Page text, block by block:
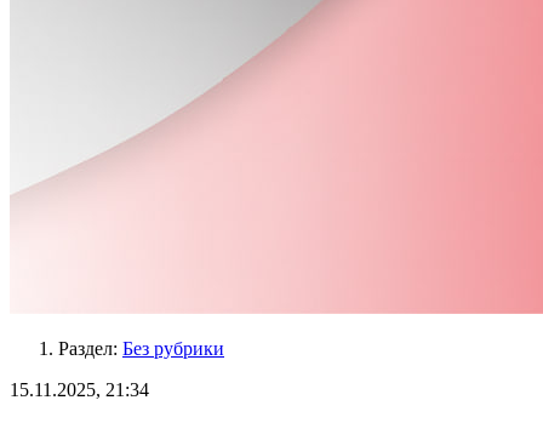
Раздел: Без рубрики
15.11.2025, 21:34